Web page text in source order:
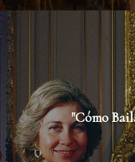
"Cómo